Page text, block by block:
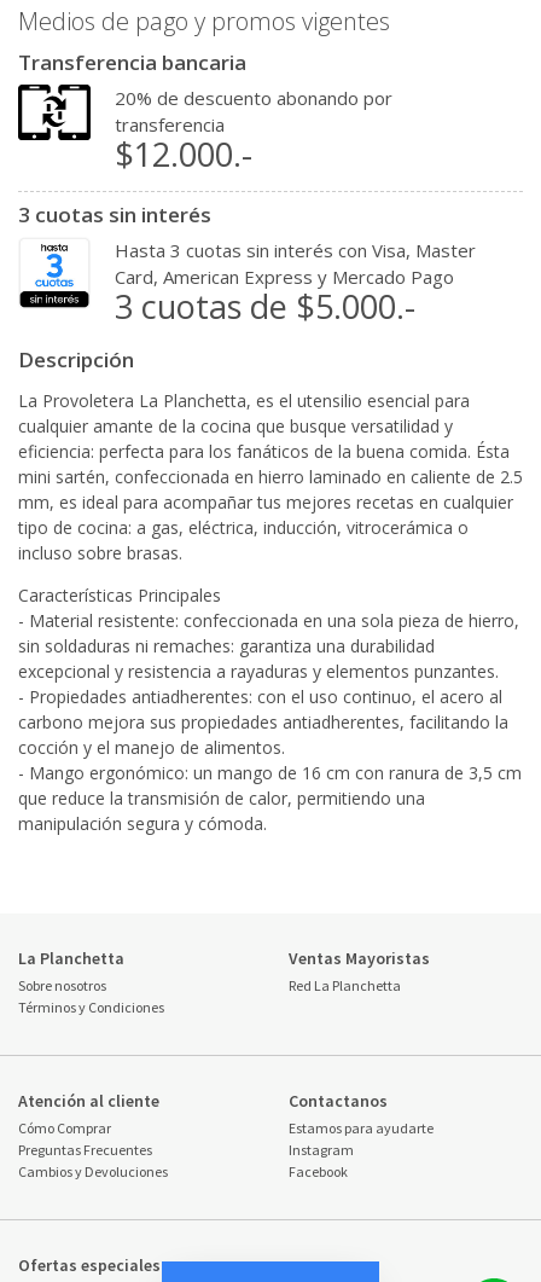
Medios de pago y promos vigentes
Transferencia bancaria
20% de descuento abonando por
transferencia
$12.000.-
3 cuotas sin interés
Hasta 3 cuotas sin interés con Visa, Master
Card, American Express y Mercado Pago
3 cuotas de $5.000.-
Descripción
La Provoletera La Planchetta, es el utensilio esencial para
cualquier amante de la cocina que busque versatilidad y
eficiencia: perfecta para los fanáticos de la buena comida. Ésta
mini sartén, confeccionada en hierro laminado en caliente de 2.5
mm, es ideal para acompañar tus mejores recetas en cualquier
tipo de cocina: a gas, eléctrica, inducción, vitrocerámica o
incluso sobre brasas.
Características Principales
- Material resistente: confeccionada en una sola pieza de hierro,
sin soldaduras ni remaches: garantiza una durabilidad
excepcional y resistencia a rayaduras y elementos punzantes.
- Propiedades antiadherentes: con el uso continuo, el acero al
carbono mejora sus propiedades antiadherentes, facilitando la
cocción y el manejo de alimentos.
- Mango ergonómico: un mango de 16 cm con ranura de 3,5 cm
que reduce la transmisión de calor, permitiendo una
manipulación segura y cómoda.
La Planchetta
Sobre nosotros
Términos y Condiciones
Ventas Mayoristas
Red La Planchetta
Atención al cliente
Cómo Comprar
Preguntas Frecuentes
Cambios y Devoluciones
Contactanos
Estamos para ayudarte
Instagram
Facebook
Ofertas especiales